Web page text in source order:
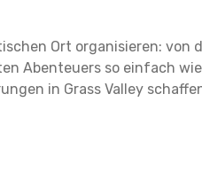
Ort organisieren: von
Abenteuers so einfach
in Grass Valley